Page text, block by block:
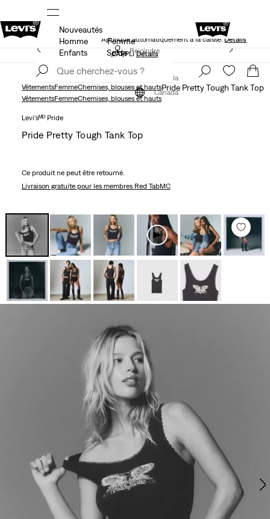
40 % DE RABAIS ADDITIONNEL SUR LES SOLDES.
Appliqué automatiquement à la caisse.Détails
Rejoindre
Canada
Nouveautés
Homme
Femme
Enfants
Solde
LE MEILLEUR DE LEVI'SMD – MAINTENANT DANS
L’APPLIDétails
maintenant
Canada
VêtementsFemmeChemises, blouses et hautsPride Pretty Tough Tank Top
VêtementsFemmeChemises, blouses et hauts
Levi'sᴹᴰ Pride
Pride Pretty Tough Tank Top
Ce produit ne peut être retourné.
Livraison gratuitepour les membres Red TabMC